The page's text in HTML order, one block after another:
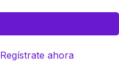
Regístrate ahora